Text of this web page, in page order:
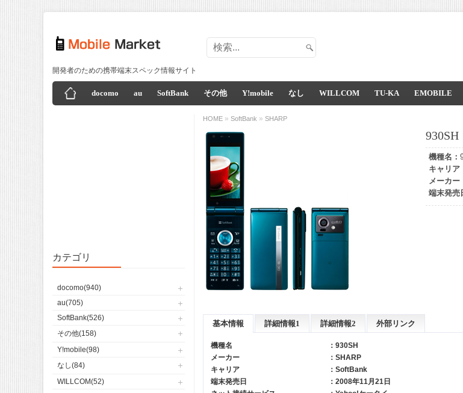
開発者のための携帯端末スペック情報サイト
docomo au SoftBank その他 Y!mobile なし WILLCOM TU-KA EMOBILE
カテゴリ
docomo(940)
au(705)
SoftBank(526)
その他(158)
Y!mobile(98)
なし(84)
WILLCOM(52)
HOME » SoftBank » SHARP
930SH
機種名：
キャリア
メーカー
端末発売
基本情報 詳細情報1 詳細情報2 外部リンク
機種名
：930SH
メーカー
： SHARP
キャリア
： SoftBank
端末発売日
：2008年11月21日